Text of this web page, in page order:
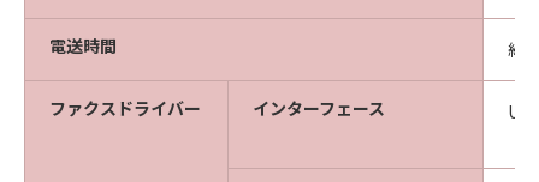
電送時間 約
ファクスドライバー インターフェース